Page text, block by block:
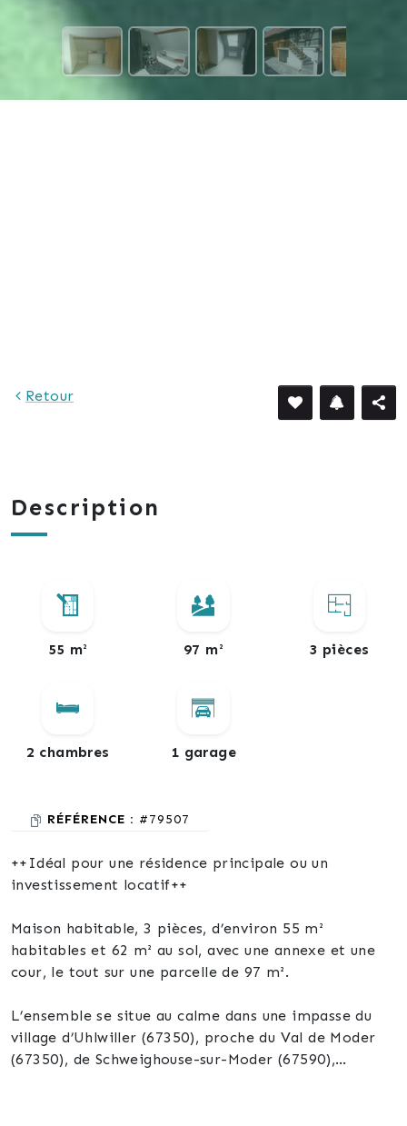
Retour
Description
55 m² 97 m² 3 pièces
2 chambres 1 garage
RÉFÉRENCE : #79507
++Idéal pour une résidence principale ou un
investissement locatif++
Maison habitable, 3 pièces, d’environ 55 m²
habitables et 62 m² au sol, avec une annexe et une
cour, le tout sur une parcelle de 97 m².
L’ensemble se situe au calme dans une impasse du
village d’Uhlwiller (67350), proche du Val de Moder
(67350), de Schweighouse-sur-Moder (67590),